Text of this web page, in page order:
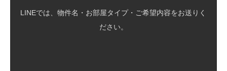
LINEでは、物件名・お部屋タイプ・ご希望内容をお送りく
ださい。